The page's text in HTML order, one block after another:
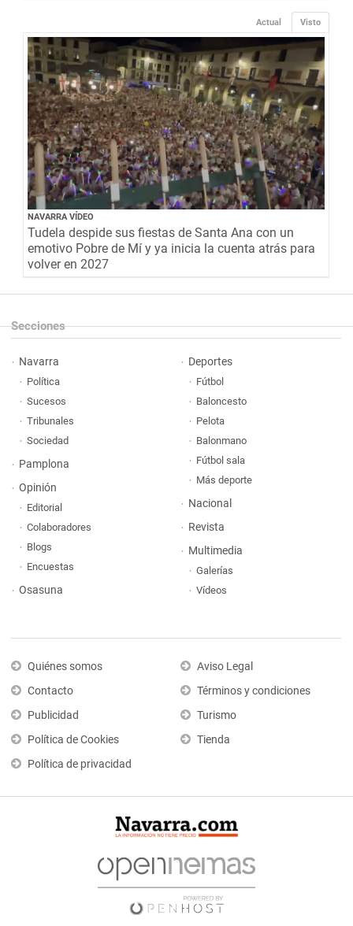
Visto
Actual
NAVARRA VÍDEO
Tudela despide sus fiestas de Santa Ana con un
emotivo Pobre de Mí y ya inicia la cuenta atrás para
volver en 2027
Secciones
Navarra
Política
Sucesos
Tribunales
Sociedad
Pamplona
Opinión
Editorial
Colaboradores
Blogs
Encuestas
Osasuna
Deportes
Fútbol
Baloncesto
Pelota
Balonmano
Fútbol sala
Más deporte
Nacional
Revista
Multimedia
Galerías
Vídeos
Quiénes somos
Contacto
Publicidad
Política de Cookies
Política de privacidad
Aviso Legal
Términos y condiciones
Turismo
Tienda